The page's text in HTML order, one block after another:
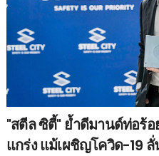
"สตีล ซิตี้" ย้ำดีมานด์ท่อร้อ
แกร่ง แม้เผชิญโควิด-19